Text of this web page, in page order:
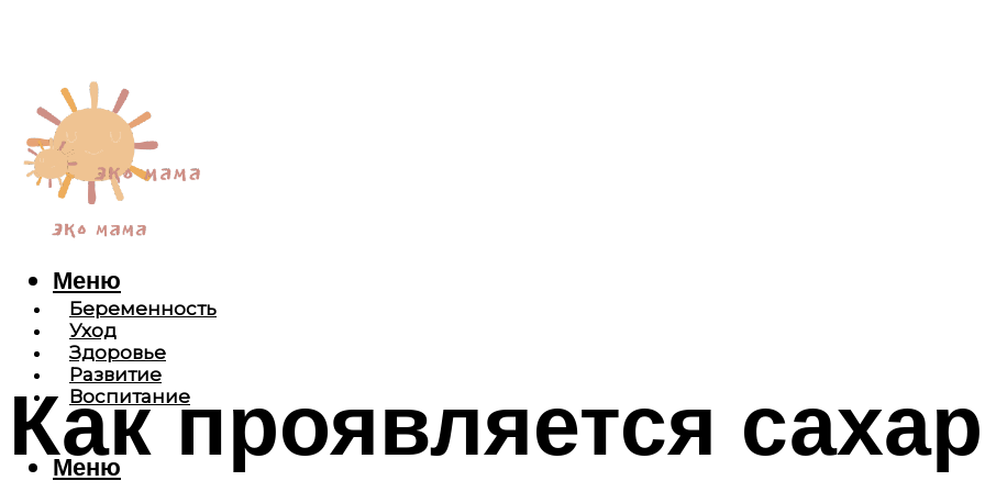
Беременность
Уход
Здоровье
Развитие
Воспитание
Меню
Меню
Как проявляется